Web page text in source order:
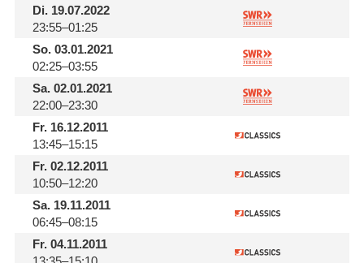
Di.19.07.2022
23:55–01:25
So.03.01.2021
02:25–03:55
Sa.02.01.2021
22:00–23:30
Fr.16.12.2011
13:45–15:15
Fr.02.12.2011
10:50–12:20
Sa.19.11.2011
06:45–08:15
Fr.04.11.2011